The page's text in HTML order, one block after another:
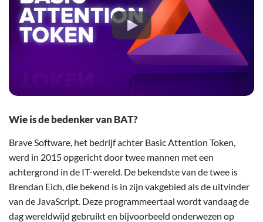
Wie is de bedenker van BAT?
Brave Software, het bedrijf achter Basic Attention Token,
werd in 2015 opgericht door twee mannen met een
achtergrond in de IT-wereld. De bekendste van de twee is
Brendan Eich, die bekend is in zijn vakgebied als de uitvinder
van de JavaScript. Deze programmeertaal wordt vandaag de
dag wereldwijd gebruikt en bijvoorbeeld onderwezen op